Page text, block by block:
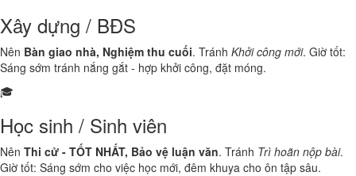
Xây dựng / BĐS
Nên Bàn giao nhà, Nghiệm thu cuối. Tránh Khởi công mới. Giờ tốt:
Sáng sớm tránh nắng gắt - hợp khởi công, đặt móng.
🎓
Học sinh / Sinh viên
Nên Thi cử - TỐT NHẤT, Bảo vệ luận văn. Tránh Trì hoãn nộp bài.
Giờ tốt: Sáng sớm cho việc học mới, đêm khuya cho ôn tập sâu.